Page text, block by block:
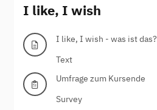
I like, I wish
I like, I wish - was ist das?
Text
Umfrage zum Kursende
Survey